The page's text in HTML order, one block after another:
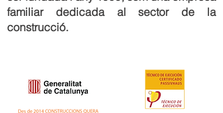
familiar dedicada al sector de la
construcció.